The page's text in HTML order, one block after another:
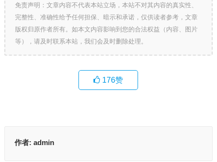
免责声明：文章内容不代表本站立场，本站不对其内容的真实性、
完整性、准确性给予任何担保、暗示和承诺，仅供读者参考，文章
版权归原作者所有。如本文内容影响到您的合法权益（内容、图片
等），请及时联系本站，我们会及时删除处理。
176赞
作者: admin